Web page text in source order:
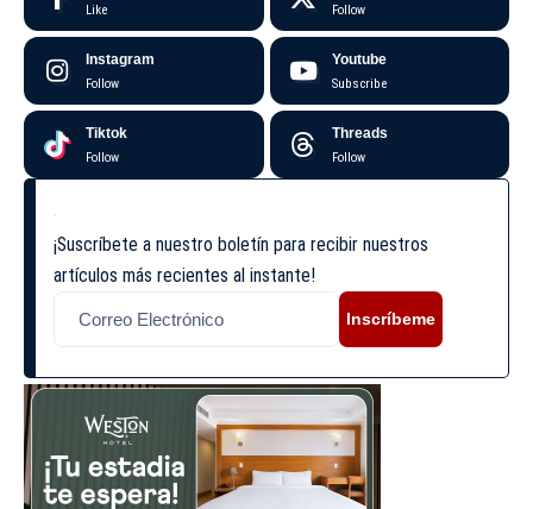
Like Follow
Instagram
Follow
Youtube
Subscribe
Tiktok
Follow
Threads
Follow
¡Suscríbete a nuestro boletín para recibir nuestros
artículos más recientes al instante!
Inscríbeme